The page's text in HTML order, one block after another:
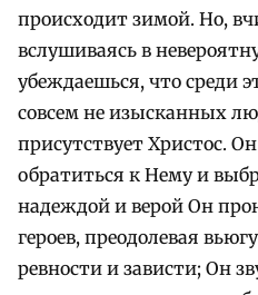
происходит зимой. Но,
вслушиваясь в
убеждаешься, что среди
совсем не изысканных
присутствует Христос.
обратиться к Нему и
надеждой и верой Он
героев, преодолевая
ревности и зависти; Он